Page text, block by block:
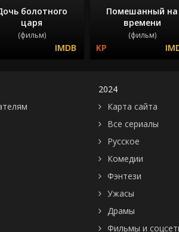
болотного
царя
(фильм)
Помешанный на
времени
(фильм)
2024
Карта сайта
Все сериалы
Русское
Комедии
Фэнтези
Ужасы
Драмы
Фильмы и